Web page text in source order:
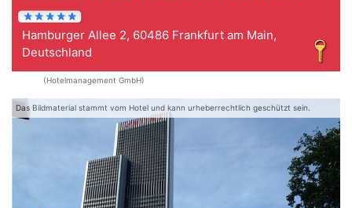
Hamburger Allee 2, 60486 Frankfurt am Main,
Deutschland
(Hotelmanagement GmbH)
Das Bildmaterial stammt vom Hotel und kann urheberrechtlich geschützt sein.